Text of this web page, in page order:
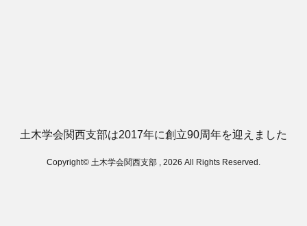
土木学会関西支部は2017年に創立90周年を迎えました
Copyright© 土木学会関西支部 , 2026 All Rights Reserved.